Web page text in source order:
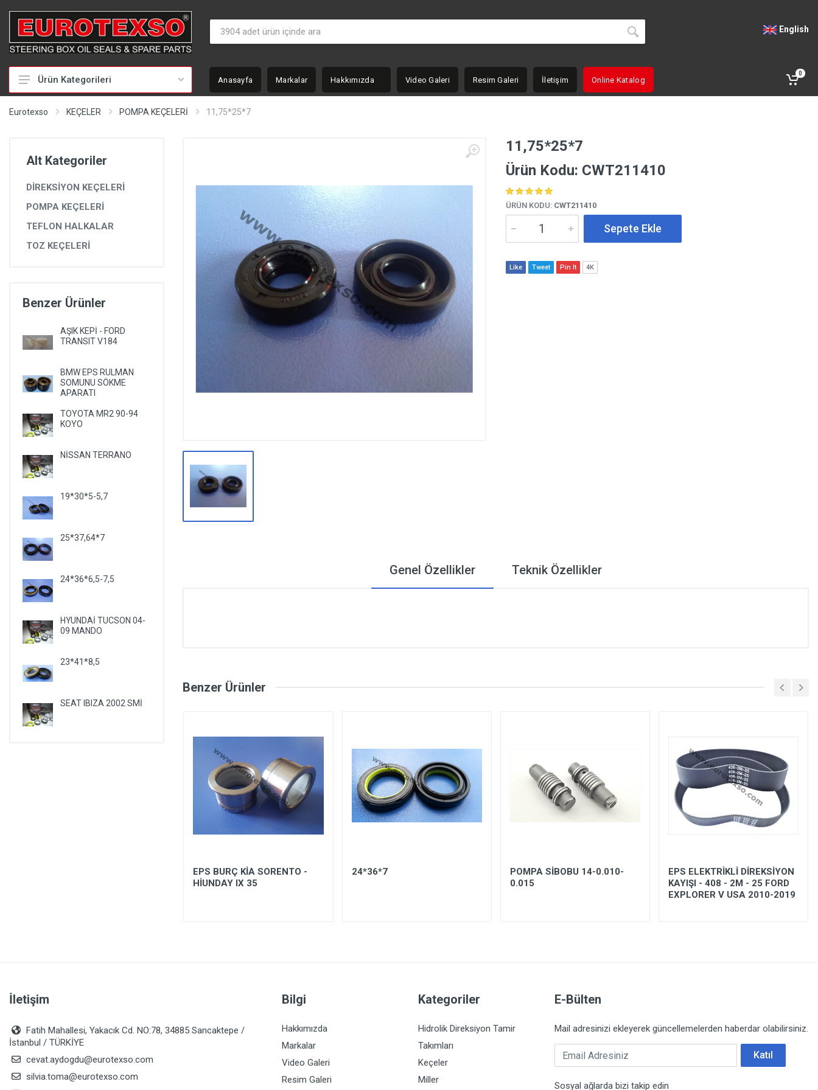
English
HİDROLİK DİREKSİYON TAMİR TAKIMLARI
EPS YEDEK PARÇALARI
RULMANLAR
KÖRÜK VE KELEPÇELER
ALETLER VE ANAHTARLAR
AĞIR VASITA GRUBU
TEST MAKİNELERİ VE TEST CİHAZLARI
Ürün Kategorileri Anasayfa Markalar Hakkımızda Video Galeri Resim Galeri İletişim Online Katalog
0
Eurotexso KEÇELER POMPA KEÇELERİ 11,75*25*7
Alt Kategoriler
DİREKSİYON KEÇELERİ
POMPA KEÇELERİ
TEFLON HALKALAR
TOZ KEÇELERİ
Benzer Ürünler
AŞIK KEPİ - FORD
TRANSIT V184
BMW EPS RULMAN
SOMUNU SÖKME
APARATI
TOYOTA MR2 90-94
KOYO
NİSSAN TERRANO
19*30*5-5,7
25*37,64*7
24*36*6,5-7,5
HYUNDAİ TUCSON 04-
09 MANDO
23*41*8,5
SEAT IBIZA 2002 SMİ
11,75*25*7
Ürün Kodu: CWT211410
ÜRÜN KODU: CWT211410
Sepete Ekle
Like Tweet Pin It 4K
Genel Özellikler Teknik Özellikler
Benzer Ürünler
EPS BURÇ KİA SORENTO -
HİUNDAY IX 35
24*36*7
POMPA SİBOBU 14-0.010-
0.015
EPS ELEKTRİKLİ DİREKSİYON
KAYIŞI - 408 - 2M - 25 FORD
EXPLORER V USA 2010-2019
İletişim
Fatih Mahallesi, Yakacık Cd. NO:78, 34885 Sancaktepe /
İstanbul / TÜRKİYE
cevat.aydogdu@eurotexso.com
silvia.toma@eurotexso.com
Bilgi
Hakkımızda
Markalar
Video Galeri
Resim Galeri
Kategoriler
Hidrolik Direksiyon Tamir
Takımları
Keçeler
Miller
E-Bülten
Mail adresinizi ekleyerek güncellemelerden haberdar olabilirsiniz.
Email Adresiniz Katıl
Sosyal ağlarda bizi takip edin